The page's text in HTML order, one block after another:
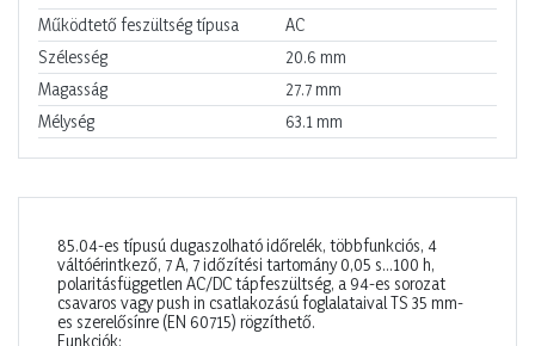
Működtető feszültség típusa
AC
Szélesség
20.6 mm
Magasság
27.7 mm
Mélység
63.1 mm
85.04-es típusú dugaszolható időrelék, többfunkciós, 4
váltóérintkező, 7 A, 7 időzítési tartomány 0,05 s…100 h,
polaritásfüggetlen AC/DC tápfeszültség, a 94-es sorozat
csavaros vagy push in csatlakozású foglalataival TS 35 mm-
es szerelősínre (EN 60715) rögzíthető.
Funkciók: